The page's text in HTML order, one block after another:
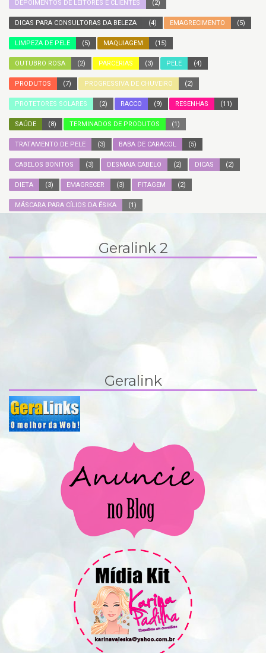
DEPOIMENTOS DE LEITORES E CLIENTES (2)
DICAS PARA CONSULTORAS DA BELEZA (4) EMAGRECIMENTO (5)
LIMPEZA DE PELE (5) MAQUIAGEM (15)
OUTUBRO ROSA (2) PARCERIAS (3) PELE (4)
PRODUTOS (7) PROGRESSIVA DE CHUVEIRO (2)
PROTETORES SOLARES (2) RACCO (9) RESENHAS (11)
SAÚDE (8) TERMINADOS DE PRODUTOS (1)
TRATAMENTO DE PELE (3) BABA DE CARACOL (5)
CABELOS BONITOS (3) DESMAIA CABELO (2) DICAS (2)
DIETA (3) EMAGRECER (3) FITAGEM (2)
MÁSCARA PARA CÍLIOS DA ÉSIKA (1)
Geralink 2
Geralink